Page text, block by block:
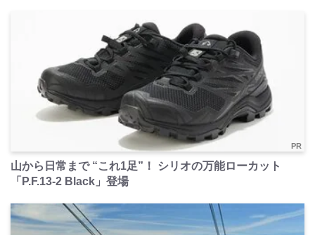
PR
山から日常まで “これ1足”！ シリオの万能ローカット
「P.F.13-2 Black」登場